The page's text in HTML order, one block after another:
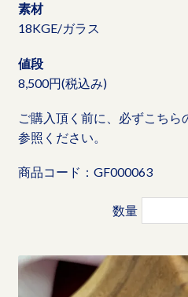
素材
18KGE/ガラス
値段
8,500円(税込み)
ご購入頂く前に、必ずこちら
参照ください。
商品コード：GF000063
数量